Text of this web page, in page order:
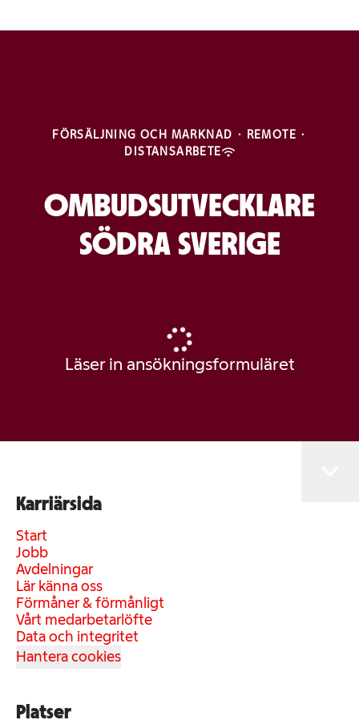
FÖRSÄLJNING OCH MARKNAD · REMOTE ·
DISTANSARBETE
OMBUDSUTVECKLARE
SÖDRA SVERIGE
Läser in ansökningsformuläret
Karriärsida
Start
Jobb
Avdelningar
Lär känna oss
Förmåner & förmånligt
Vårt medarbetarlöfte
Data och integritet
Hantera cookies
Platser